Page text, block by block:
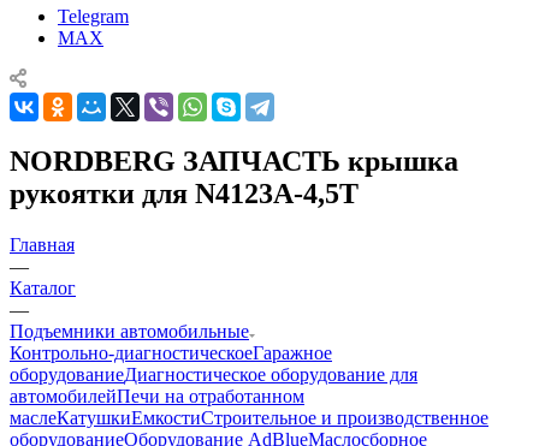
Telegram
MAX
NORDBERG ЗАПЧАСТЬ крышка
рукоятки для N4123A-4,5T
Главная
—
Каталог
—
Подъемники автомобильные
Контрольно-диагностическоеГаражное
оборудованиеДиагностическое оборудование для
автомобилейПечи на отработанном
маслеКатушкиЕмкостиСтроительное и производственное
оборудованиеОборудование AdBlueМаслосборное